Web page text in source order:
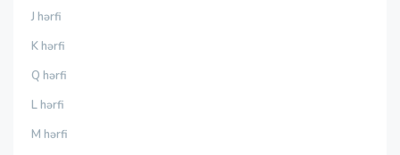
J hərfi
K hərfi
Q hərfi
L hərfi
M hərfi